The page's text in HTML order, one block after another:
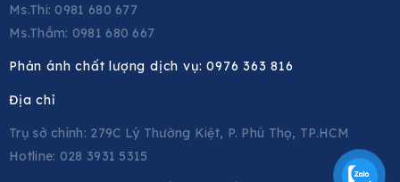
Ms.Thi: 0981 680 677
Ms.Thắm: 0981 680 667
Phản ánh chất lượng dịch vụ:0976 363 816
Địa chỉ
Trụ sở chính: 279C Lý Thường Kiệt, P. Phú Thọ, TP.HCM
Hotline: 028 3931 5315